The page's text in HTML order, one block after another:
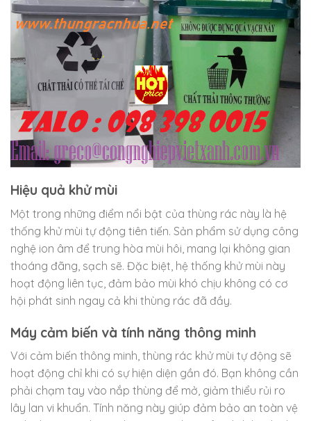
Hiệu quả khử mùi
Một trong những điểm nổi bật của thùng rác này là hệ
thống khử mùi tự động tiên tiến. Sản phẩm sử dụng công
nghệ ion âm để trung hòa mùi hôi, mang lại không gian
thoáng đãng, sạch sẽ. Đặc biệt, hệ thống khử mùi này
hoạt động liên tục, đảm bảo mùi khó chịu không có cơ
hội phát sinh ngay cả khi thùng rác đã đầy.
Máy cảm biến và tính năng thông minh
Với cảm biến thông minh, thùng rác khử mùi tự động sẽ
hoạt động chỉ khi có sự hiện diện gần đó. Bạn không cần
phải chạm tay vào nắp thùng để mở, giảm thiểu rủi ro
lây lan vi khuẩn. Tính năng này giúp đảm bảo an toàn vệ